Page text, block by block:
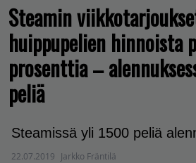
Steamin
huippupelien hinnoista
prosenttia –
peliä
Steamissä yli 1500 peliä
22.07.2019 Jarkko Fräntilä